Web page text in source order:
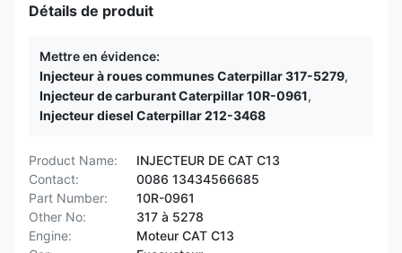
Détails de produit
Mettre en évidence:
Injecteur à roues communes Caterpillar 317-5279,
Injecteur de carburant Caterpillar 10R-0961,
Injecteur diesel Caterpillar 212-3468
Product Name:
INJECTEUR DE CAT C13
Contact:
0086 13434566685
Part Number:
10R-0961
Other No:
317 à 5278
Engine:
Moteur CAT C13